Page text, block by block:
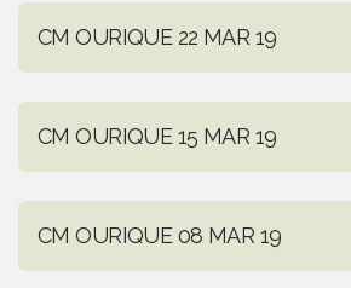
CM OURIQUE 22 MAR 19
CM OURIQUE 15 MAR 19
CM OURIQUE 08 MAR 19